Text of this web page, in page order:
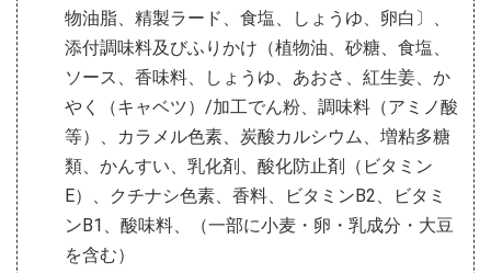
物油脂、精製ラード、食塩、しょうゆ、卵白〕、
添付調味料及びふりかけ（植物油、砂糖、食塩、
ソース、香味料、しょうゆ、あおさ、紅生姜、か
やく（キャベツ）/加工でん粉、調味料（アミノ酸
等）、カラメル色素、炭酸カルシウム、増粘多糖
類、かんすい、乳化剤、酸化防止剤（ビタミン
E）、クチナシ色素、香料、ビタミンB2、ビタミ
ンB1、酸味料、（一部に小麦・卵・乳成分・大豆
を含む）